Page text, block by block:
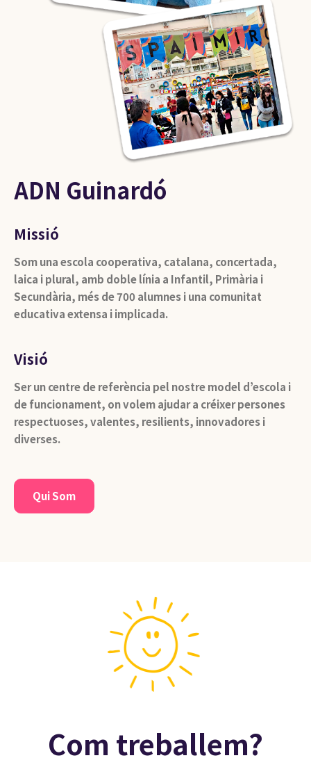
ADN Guinardó
Missió
Som una escola cooperativa, catalana, concertada,
laica i plural, amb doble línia a Infantil, Primària i
Secundària, més de 700 alumnes i una comunitat
educativa extensa i implicada.
Visió
Ser un centre de referència pel nostre model d’escola i
de funcionament, on volem ajudar a créixer persones
respectuoses, valentes, resilients, innovadores i
diverses.
Qui Som
Com treballem?